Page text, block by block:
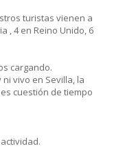
turistas vienen a
, 4 en Reino Unido, 6
cargando.
vivo en Sevilla, la
cuestión de tiempo